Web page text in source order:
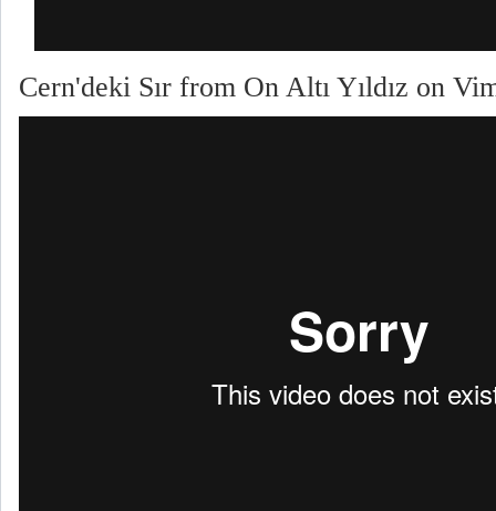
Cern'deki Sır from On Altı Yıldız on